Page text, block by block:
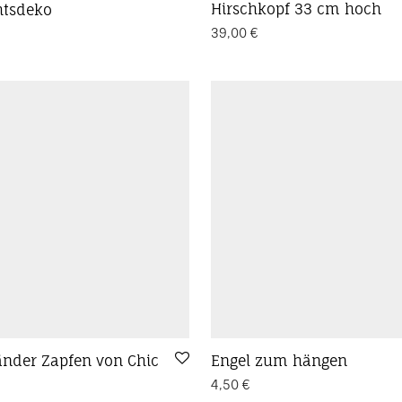
Hirschkopf 33 cm hoch
39,00 €
Zapfen von Chic
Engel zum hängen
4,50 €